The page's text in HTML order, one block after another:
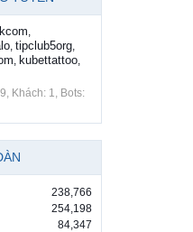
tipclub5org
kubettattoo
Khách: 1, Bots:
238,766
254,198
84,347